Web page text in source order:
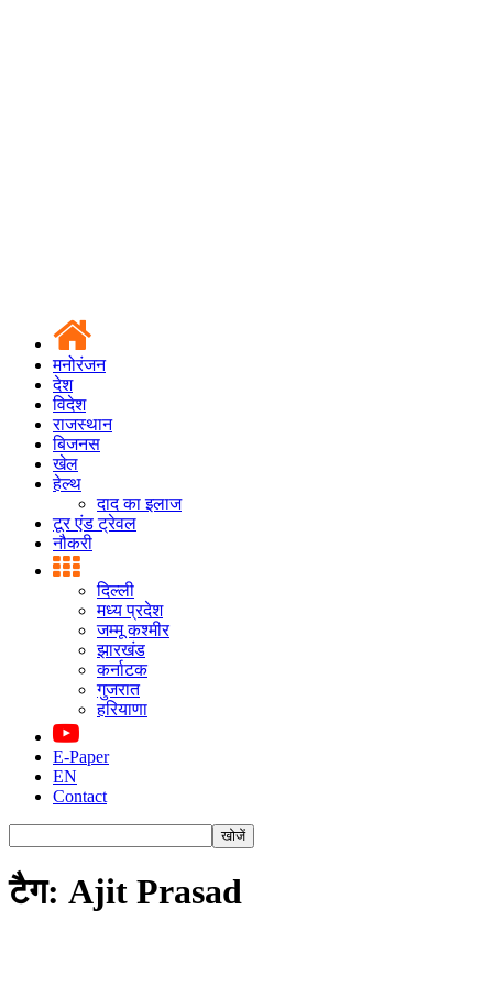
मनोरंजन
देश
विदेश
राजस्थान
बिजनस
खेल
हेल्थ
दाद का इलाज
टूर एंड ट्रेवल
नौकरी
दिल्ली
मध्य प्रदेश
जम्मू कश्मीर
झारखंड
कर्नाटक
गुजरात
हरियाणा
E-Paper
EN
Contact
टैग: Ajit Prasad